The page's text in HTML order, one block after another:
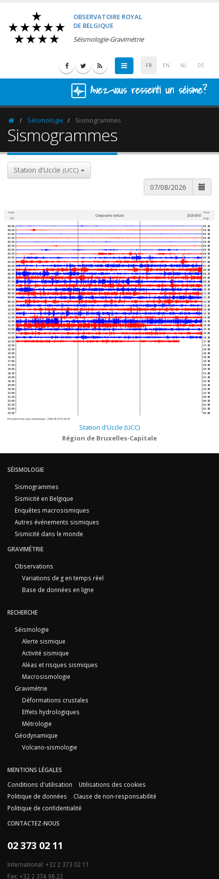
OBSERVATOIRE ROYAL
DE BELGIQUE
Séismologie-Gravimétrie
FR EN NL DE
Avez-vous ressenti un séisme?
HomepageSéismologie Sismogrammes
Sismogrammes
Station d'Uccle (UCC)
Heure
UTC
Composante verticale 2026-08-07
Heure
belge
00:00
00:30
01:00
01:30
02:00
02:30
03:00
03:30
04:00
04:30
05:00
05:30
06:00
06:30
07:00
07:30
08:00
08:30
09:00
09:30
10:00
10:30
11:00
11:30
12:00
12:30
13:00
13:30
14:00
14:30
15:00
15:30
16:00
16:30
17:00
17:30
18:00
18:30
19:00
19:30
20:00
20:30
21:00
21:30
22:00
22:30
23:00
23:30
02:30
03:00
03:30
04:00
04:30
05:00
05:30
06:00
06:30
07:00
07:30
08:00
08:30
09:00
09:30
10:00
10:30
11:00
11:30
12:00
12:30
13:00
13:30
14:00
14:30
15:00
15:30
16:00
16:30
17:00
17:30
18:00
18:30
19:00
19:30
20:00
20:30
21:00
21:30
22:00
22:30
23:00
23:30
00:00
00:30
01:00
01:30
02:00
Prochaine mise à jour automatique :2026-08-07 15:05:40
Station d'Uccle (UCC)
Région de Bruxelles-Capitale
SÉISMOLOGIE
Sismogrammes
Sismicité en Belgique
Enquêtes macrosismiques
Autres événements sismiques
Sismicité dans le monde
GRAVIMÉTRIE
Observations
Variations de g en temps réel
Base de données en ligne
RECHERCHE
Séismologie
Alerte sismique
Activité sismique
Aléas et risques sismiques
Macrosismologie
Gravimétrie
Déformations crustales
Effets hydrologiques
Métrologie
Géodynamique
Volcano-sismologie
MENTIONS LÉGALES
Conditions d'utilisation
Utilisations des cookies
Politique de données
Clause de non-responsabilité
Politique de confidentialité
CONTACTEZ-NOUS
02 373 02 11
International: +32 2 373 02 11
Fax: +32 2 374 98 22